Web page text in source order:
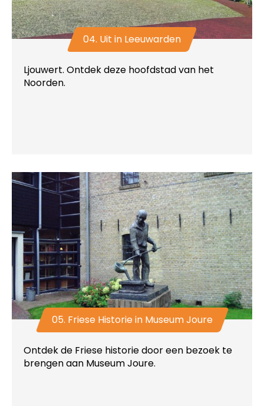
04. Uit in Leeuwarden
Ljouwert. Ontdek deze hoofdstad van het
Noorden.
05. Friese Historie in Museum Joure
Ontdek de Friese historie door een bezoek te
brengen aan Museum Joure.